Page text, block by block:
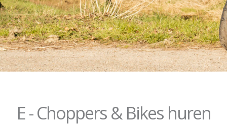
E - Choppers & Bikes huren